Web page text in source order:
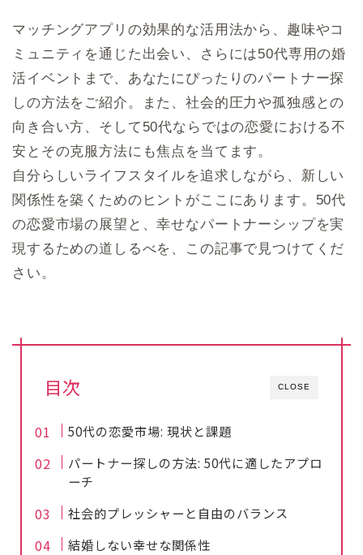
マッチングアプリの効果的な活用法から、趣味やコ
ミュニティを通じた出会い、さらには50代専用の婚
活イベントまで、あなたにぴったりのパートナー探
しの方法をご紹介。また、社会的圧力や孤独感との
向き合い方、そして50代ならではの恋愛における不
安とその克服方法にも焦点を当てます。
自分らしいライフスタイルを追求しながら、新しい
関係性を築くためのヒントがここにあります。50代
の恋愛市場の展望と、幸せなパートナーシップを実
現するための道しるべを、この記事で見つけてくだ
さい。
CLOSE
目次
50代の恋愛市場: 現状と課題
パートナー探しの方法: 50代に適したアプロ
ーチ
社会的プレッシャーと自由のバランス
結婚しない幸せな関係性